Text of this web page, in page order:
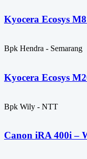
Kyocera Ecosys
Bpk Hendra - Semarang
Kyocera Ecosys
Bpk Wily - NTT
Canon iRA 400i –